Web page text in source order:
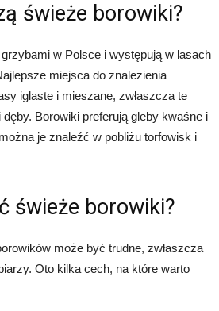
świeże borowiki?
w Polsce i występują w lasach
miejsca do znalezienia
iglaste i mieszane, zwłaszcza te
Borowiki preferują gleby kwaśne i
je znaleźć w pobliżu torfowisk i
świeże borowiki?
może być trudne, zwłaszcza
Oto kilka cech, na które warto